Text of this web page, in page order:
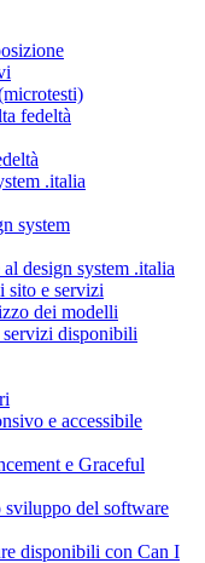
fedeltà
.italia
system
design system .italia
sito e servizi
dei modelli
disponibili
e accessibile
e Graceful
del software
disponibili con Can I